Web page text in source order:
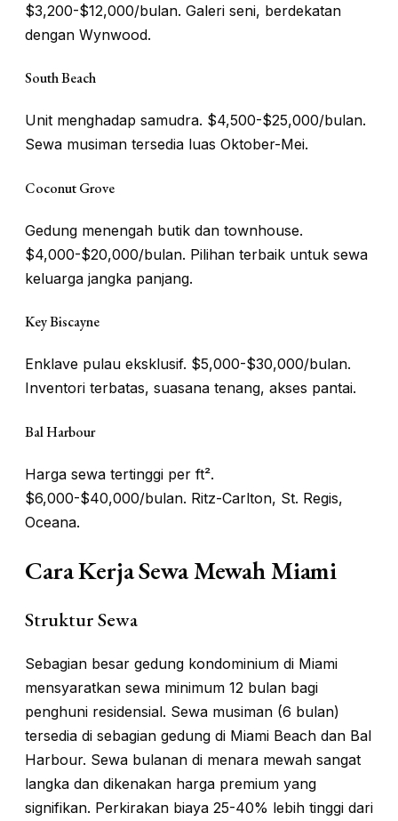
$3,200-$12,000/bulan. Galeri seni, berdekatan
dengan Wynwood.
South Beach
Unit menghadap samudra. $4,500-$25,000/bulan.
Sewa musiman tersedia luas Oktober-Mei.
Coconut Grove
Gedung menengah butik dan townhouse.
$4,000-$20,000/bulan. Pilihan terbaik untuk sewa
keluarga jangka panjang.
Key Biscayne
Enklave pulau eksklusif. $5,000-$30,000/bulan.
Inventori terbatas, suasana tenang, akses pantai.
Bal Harbour
Harga sewa tertinggi per ft².
$6,000-$40,000/bulan. Ritz-Carlton, St. Regis,
Oceana.
Cara Kerja Sewa Mewah Miami
Struktur Sewa
Sebagian besar gedung kondominium di Miami
mensyaratkan sewa minimum 12 bulan bagi
penghuni residensial. Sewa musiman (6 bulan)
tersedia di sebagian gedung di Miami Beach dan Bal
Harbour. Sewa bulanan di menara mewah sangat
langka dan dikenakan harga premium yang
signifikan. Perkirakan biaya 25-40% lebih tinggi dari